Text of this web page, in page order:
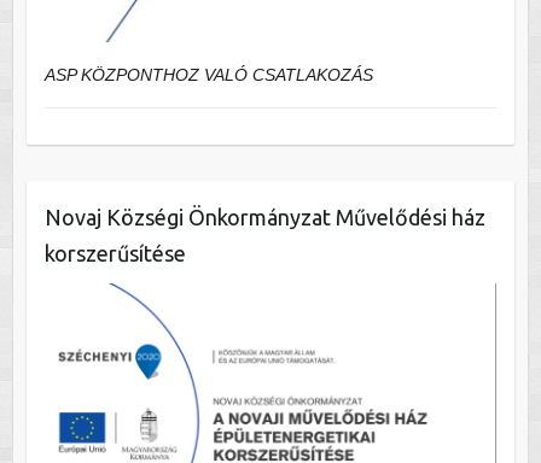
ASP KÖZPONTHOZ VALÓ CSATLAKOZÁS
Novaj Községi Önkormányzat Művelődési ház
korszerűsítése